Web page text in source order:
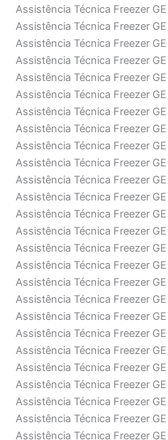
Assistência Técnica Freezer
Assistência Técnica Freezer
Assistência Técnica Freezer
Assistência Técnica Freezer
Assistência Técnica Freezer
Assistência Técnica Freezer
Assistência Técnica Freezer
Assistência Técnica Freezer
Assistência Técnica Freezer
Assistência Técnica Freezer
Assistência Técnica Freezer
Assistência Técnica Freezer
Assistência Técnica Freezer
Assistência Técnica Freezer
Assistência Técnica Freezer
Assistência Técnica Freezer
Assistência Técnica Freezer
Assistência Técnica Freezer GE
Assistência Técnica Freezer
Assistência Técnica Freezer
Assistência Técnica Freezer
Assistência Técnica Freezer
Assistência Técnica Freezer
Assistência Técnica Freezer
Assistência Técnica Freezer
Assistência Técnica Freezer